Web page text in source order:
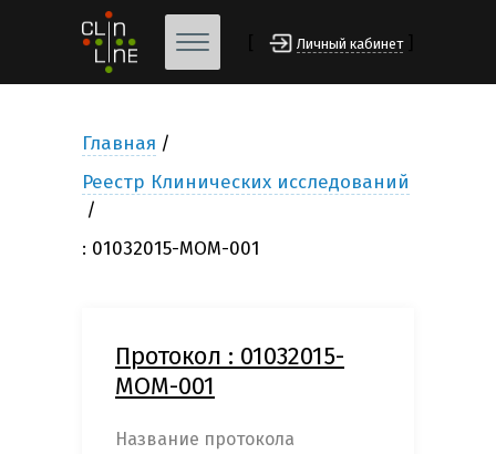
Личный кабинет
Главная
Реестр Клинических исследований
: 01032015-MOM-001
Протокол : 01032015-
MOM-001
Название протокола